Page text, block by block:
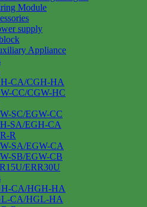
Module
supply
Appliance
CA/CGH-HA
CC/CGW-HC
SC/EGW-CC
SA/EGH-CA
R
SA/EGW-CA
SB/EGW-CB
ERR30U
CA/HGH-HA
CA/HGL-HA